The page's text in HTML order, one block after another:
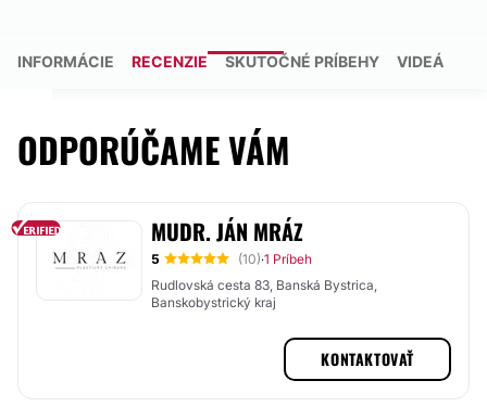
INFORMÁCIE RECENZIE SKUTOČNÉ PRÍBEHY VIDEÁ
ODPORÚČAME VÁM
MUDR. JÁN MRÁZ
5 (10)·1 Príbeh
Rudlovská cesta 83, Banská Bystrica,
Banskobystrický kraj
KONTAKTOVAŤ